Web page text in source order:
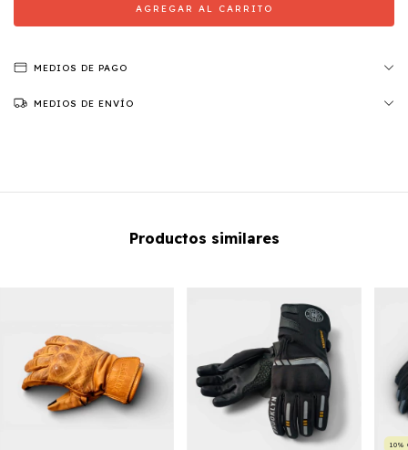
MEDIOS DE PAGO
MEDIOS DE ENVÍO
Productos similares
10%